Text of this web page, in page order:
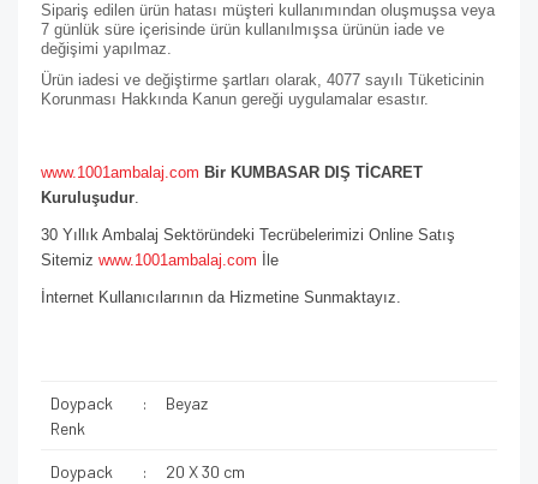
Sipariş edilen ürün hatası müşteri kullanımından oluşmuşsa veya
7 günlük süre içerisinde ürün kullanılmışsa ürünün iade ve
değişimi yapılmaz.
Ürün iadesi ve değiştirme şartları olarak, 4077 sayılı Tüketicinin
Korunması Hakkında Kanun gereği uygulamalar esastır.
www.1001ambalaj.com Bir KUMBASAR DIŞ TİCARET
Kuruluşudur.
30 Yıllık Ambalaj Sektöründeki Tecrübelerimizi Online Satış
Sitemiz www.1001ambalaj.com İle
İnternet Kullanıcılarının da Hizmetine Sunmaktayız.
Doypack
Renk
: Beyaz
Doypack
: 20 X 30 cm